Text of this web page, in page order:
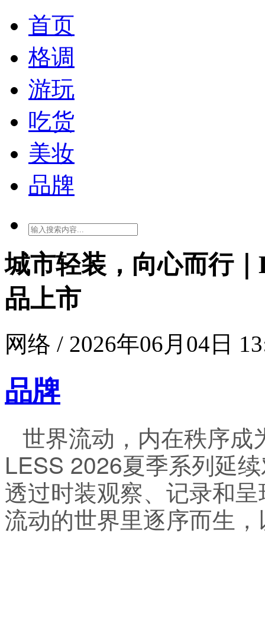
首页
格调
游玩
吃货
美妆
品牌
城市轻装，向心而行
品上市
网络 / 2026年06月04日
品牌
世界流动，内在秩序成
LESS 2026夏季系列延
透过时装观察、记录和
流动的世界里逐序而生